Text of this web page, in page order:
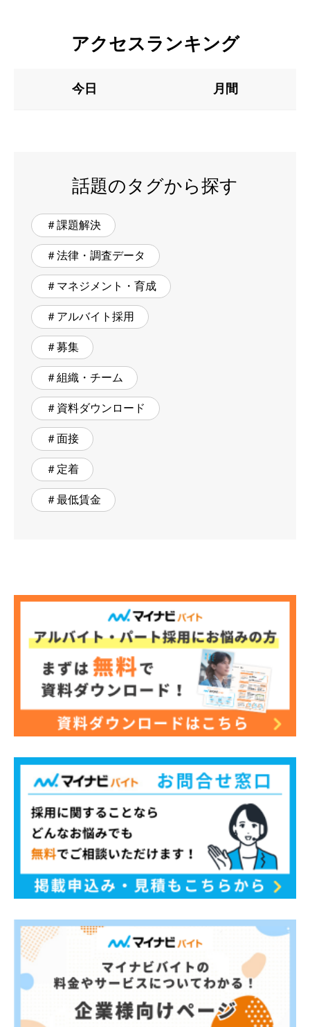
アクセスランキング
今日 月間
話題のタグから探す
＃課題解決
＃法律・調査データ
＃マネジメント・育成
＃アルバイト採用
＃募集
＃組織・チーム
＃資料ダウンロード
＃面接
＃定着
＃最低賃金